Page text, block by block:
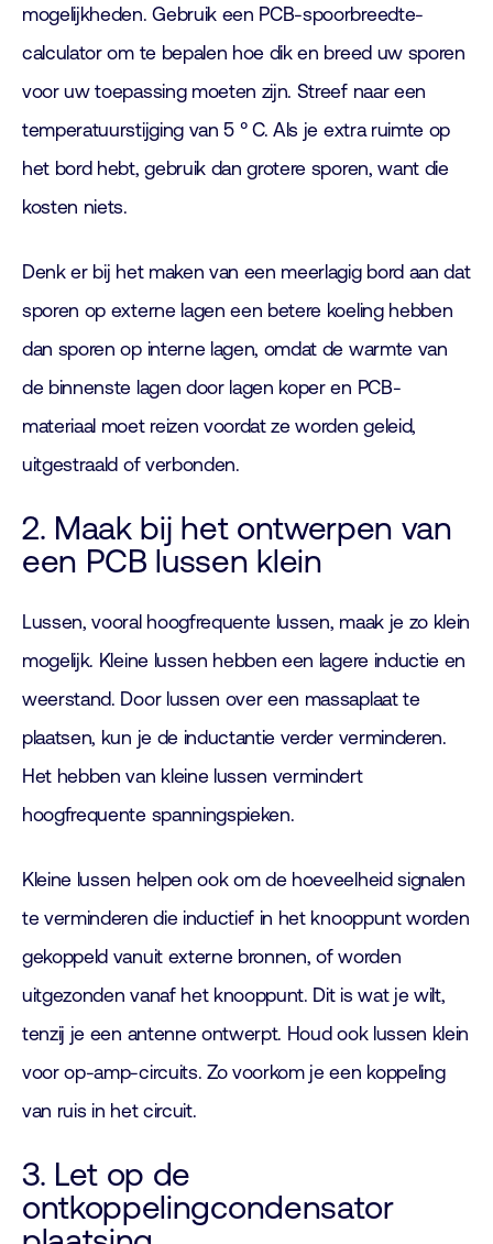
mogelijkheden. Gebruik een PCB-spoorbreedte-
calculator om te bepalen hoe dik en breed uw sporen
voor uw toepassing moeten zijn. Streef naar een
temperatuurstijging van 5 ° C. Als je extra ruimte op
het bord hebt, gebruik dan grotere sporen, want die
kosten niets.
Denk er bij het maken van een meerlagig bord aan dat
sporen op externe lagen een betere koeling hebben
dan sporen op interne lagen, omdat de warmte van
de binnenste lagen door lagen koper en PCB-
materiaal moet reizen voordat ze worden geleid,
uitgestraald of verbonden.
2. Maak bij het ontwerpen van
een PCB lussen klein
Lussen, vooral hoogfrequente lussen, maak je zo klein
mogelijk. Kleine lussen hebben een lagere inductie en
weerstand. Door lussen over een massaplaat te
plaatsen, kun je de inductantie verder verminderen.
Het hebben van kleine lussen vermindert
hoogfrequente spanningspieken.
​Kleine lussen helpen ook om de hoeveelheid signalen
te verminderen die inductief in het knooppunt worden
gekoppeld vanuit externe bronnen, of worden
uitgezonden vanaf het knooppunt. Dit is wat je wilt,
tenzij je een antenne ontwerpt. Houd ook lussen klein
voor op-amp-circuits. Zo voorkom je een koppeling
van ruis in het circuit.
3. Let op de
ontkoppelingcondensator